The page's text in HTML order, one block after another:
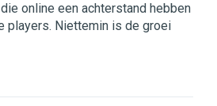
online een achterstand hebben
players. Niettemin is de groei